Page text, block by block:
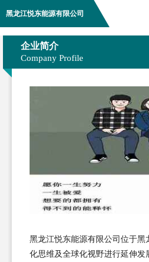
黑龙江悦东能源有限公司
企业简介
Company Profile
黑龙江悦东能源有限公司位于黑
化思维及全球化视野进行延伸发